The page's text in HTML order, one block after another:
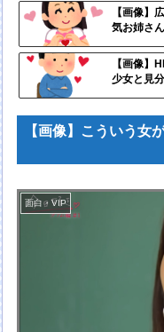
【画像】
気お姉さ
【画像】
少女と見
ツー
【画像】こういう女
面白・VIP